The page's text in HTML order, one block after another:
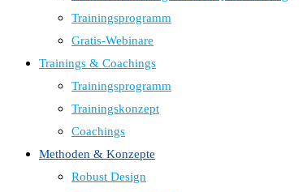
Trainingsprogramm
Gratis-Webinare
Trainings & Coachings
Trainingsprogramm
Trainingskonzept
Coachings
Methoden & Konzepte
Robust Design